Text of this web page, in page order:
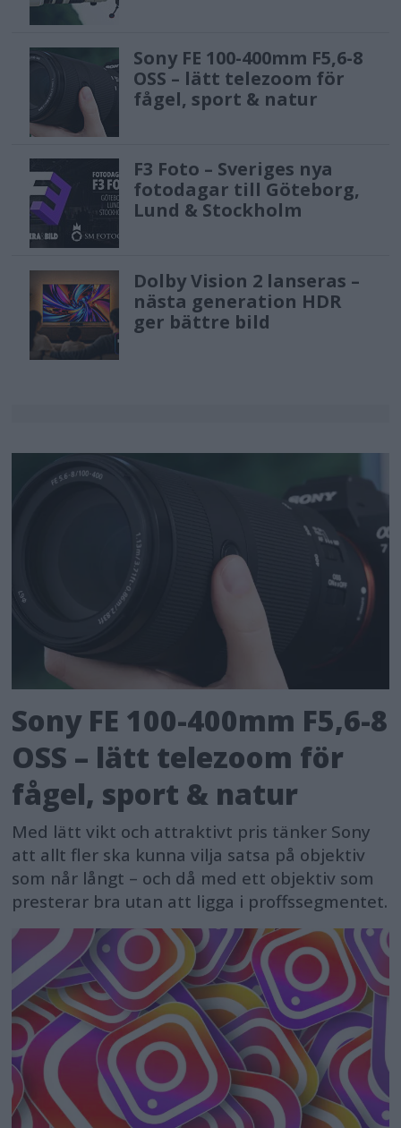
Sony FE 100-400mm F5,6-8
OSS – lätt telezoom för
fågel, sport & natur
F3 Foto – Sveriges nya
fotodagar till Göteborg,
Lund & Stockholm
Dolby Vision 2 lanseras –
nästa generation HDR
ger bättre bild
Sony FE 100-400mm F5,6-8
OSS – lätt telezoom för
fågel, sport & natur
Med lätt vikt och attraktivt pris tänker Sony
att allt fler ska kunna vilja satsa på objektiv
som når långt – och då med ett objektiv som
presterar bra utan att ligga i proffssegmentet.